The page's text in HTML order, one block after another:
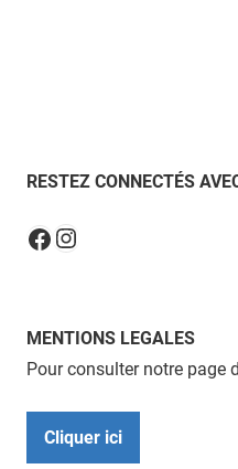
RESTEZ CONNECTÉS
Facebook
Instagram
MENTIONS LEGALES
Pour consulter notre page
Cliquer ici